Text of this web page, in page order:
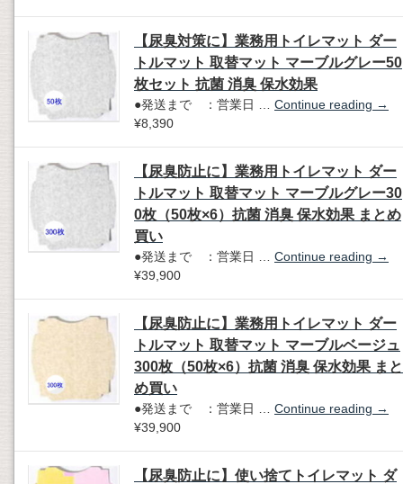
【尿臭対策に】業務用トイレマット ダー
トルマット 取替マット マーブルグレー50
枚セット 抗菌 消臭 保水効果
●発送まで ：営業日 … Continue reading →
¥8,390
【尿臭防止に】業務用トイレマット ダー
トルマット 取替マット マーブルグレー30
0枚（50枚×6）抗菌 消臭 保水効果 まとめ
買い
●発送まで ：営業日 … Continue reading →
¥39,900
【尿臭防止に】業務用トイレマット ダー
トルマット 取替マット マーブルベージュ
300枚（50枚×6）抗菌 消臭 保水効果 まと
め買い
●発送まで ：営業日 … Continue reading →
¥39,900
【尿臭防止に】使い捨てトイレマット ダ